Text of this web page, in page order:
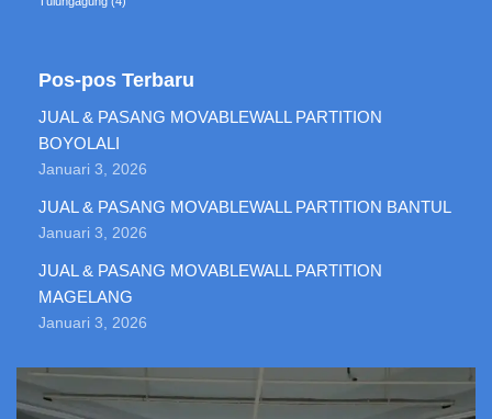
Pos-pos Terbaru
JUAL & PASANG MOVABLEWALL PARTITION
BOYOLALI
Januari 3, 2026
JUAL & PASANG MOVABLEWALL PARTITION BANTUL
Januari 3, 2026
JUAL & PASANG MOVABLEWALL PARTITION
MAGELANG
Januari 3, 2026